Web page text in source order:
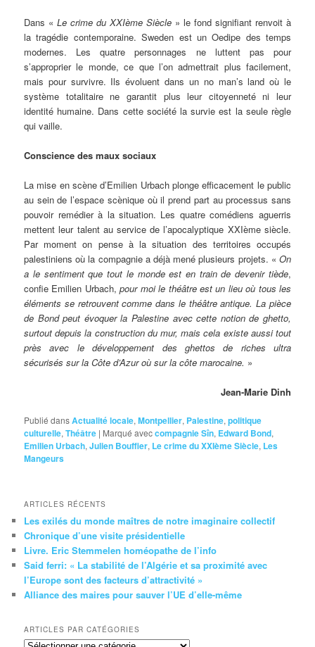
Dans «Le crime du XXIème Siècle » le fond signifiant renvoit à
la tragédie contemporaine. Sweden est un Oedipe des temps
modernes. Les quatre personnages ne luttent pas pour
s’approprier le monde, ce que l’on admettrait plus facilement,
mais pour survivre. Ils évoluent dans un no man’s land où le
système totalitaire ne garantit plus leur citoyenneté ni leur
identité humaine. Dans cette société la survie est la seule règle
qui vaille.
Conscience des maux sociaux
La mise en scène d’Emilien Urbach plonge efficacement le public
au sein de l’espace scènique où il prend part au processus sans
pouvoir remédier à la situation. Les quatre comédiens aguerris
mettent leur talent au service de l’apocalyptique XXIème siècle.
Par moment on pense à la situation des territoires occupés
palestiniens où la compagnie a déjà mené plusieurs projets. « On
a le sentiment que tout le monde est en train de devenir tiède,
confie Emilien Urbach,pour moi le théâtre est un lieu où tous les
éléments se retrouvent comme dans le théâtre antique. La pièce
de Bond peut évoquer la Palestine avec cette notion de ghetto,
surtout depuis la construction du mur, mais cela existe aussi tout
près avec le développement des ghettos de riches ultra
sécurisés sur la Côte d’Azur où sur la côte marocaine. »
Jean-Marie Dinh
Publié dansActualité locale,Montpellier, Palestine,politique
culturelle,Théâtre | Marqué aveccompagnie Sîn, Edward Bond,
Emilien Urbach,Julien Bouffier, Le crime du XXIème Siècle, Les
Mangeurs
ARTICLES RÉCENTS
Les exilés du monde maîtres de notre imaginaire collectif
Chronique d’une visite présidentielle
Livre. Eric Stemmelen homéopathe de l’info
Said ferri: « La stabilité de l’Algérie et sa proximité avec
l’Europe sont des facteurs d’attractivité »
Alliance des maires pour sauver l’UE d’elle-même
ARTICLES PAR CATÉGORIES
Articles